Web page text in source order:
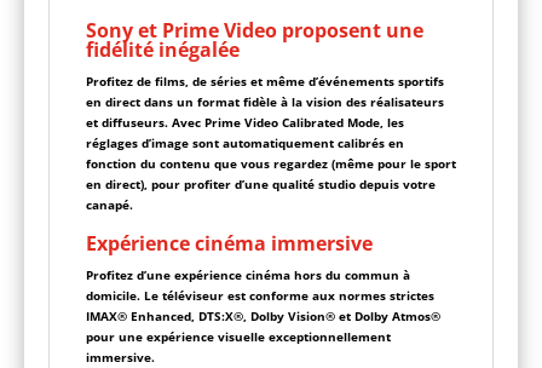
Sony et Prime Video proposent une
fidélité inégalée
Profitez de films, de séries et même d’événements sportifs
en direct dans un format fidèle à la vision des réalisateurs
et diffuseurs. Avec Prime Video Calibrated Mode, les
réglages d’image sont automatiquement calibrés en
fonction du contenu que vous regardez (même pour le sport
en direct), pour profiter d’une qualité studio depuis votre
canapé.
Expérience cinéma immersive
Profitez d’une expérience cinéma hors du commun à
domicile. Le téléviseur est conforme aux normes strictes
IMAX® Enhanced, DTS:X®, Dolby Vision® et Dolby Atmos®
pour une expérience visuelle exceptionnellement
immersive.